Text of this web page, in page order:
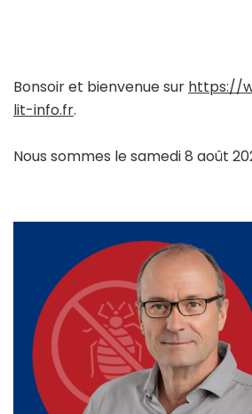
Bonsoir et bienvenue sur https://
lit-info.fr.
Nous sommes le samedi 8 août